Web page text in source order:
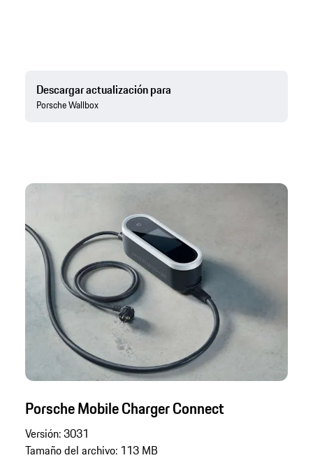
Descargar actualización para
Porsche Wallbox
Porsche Mobile Charger Connect
Versión: 3031
Tamaño del archivo: 113 MB